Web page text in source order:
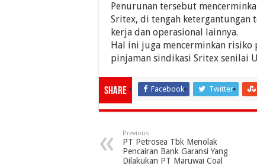
Penurunan tersebut
Sritex, di tengah ketergantungan
kerja dan operasional lainnya.
Hal ini juga mencerminkan
pinjaman sindikasi Sritex senilai
Share Facebook Twitter
Previous
PT Petrosea Tbk Menolak
Pencairan Bank Garansi Yang
Dilakukan PT Maruwai Coal